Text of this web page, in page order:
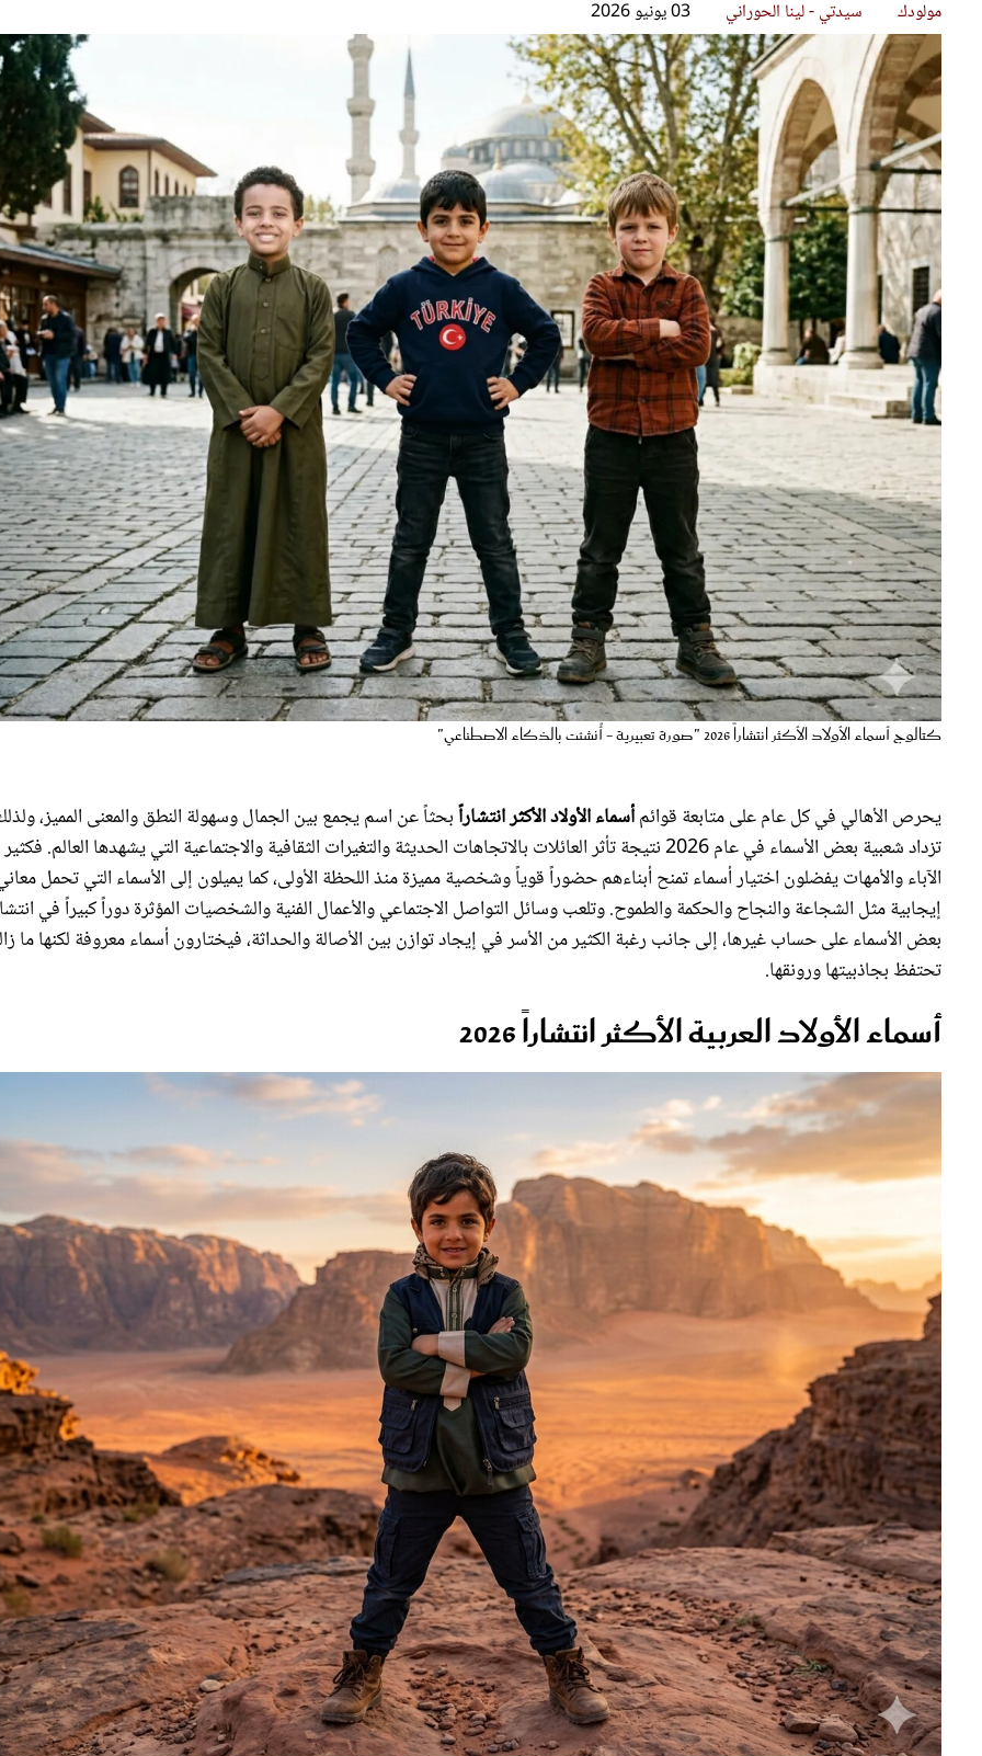
كتالوج أسماء الأولاد الأكثر انتشاراً 2026 "صورة تعبيرية - أُنشئت بالذكاء الاصطناعي"
يحرص الأهالي في كل عام على متابعة قوائم أسماء الأولاد الأكثر انتشاراً
بحثاً عن اسم يجمع بين الجمال وسهولة النطق والمعنى المميز، ولذلك
تزداد شعبية بعض الأسماء في عام 2026 نتيجة تأثر العائلات بالاتجاهات الحديثة والتغيرات الثقافية والاجتماعية التي يشهدها العالم. فكثير
الآباء والأمهات يفضلون اختيار أسماء تمنح أبناءهم حضوراً قوياً وشخصية مميزة منذ اللحظة الأولى، كما يميلون إلى الأسماء التي تحمل
إيجابية مثل الشجاعة والنجاح والحكمة والطموح. وتلعب وسائل التواصل الاجتماعي والأعمال الفنية والشخصيات المؤثرة دوراً كبيراً في
بعض الأسماء على حساب غيرها، إلى جانب رغبة الكثير من الأسر في إيجاد توازن بين الأصالة والحداثة، فيختارون أسماء معروفة لكنها ما
تحتفظ بجاذبيتها ورونقها.
أسماء الأولاد العربية الأكثر انتشاراً 2026
قصص ملهمة
شباب وبنات
علاقات زوجية
مجلة
غلاف